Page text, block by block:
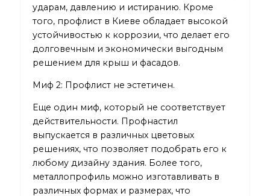
ударам, давлению и истиранию. Кроме
того, профлист в Киеве обладает высокой
устойчивостью к коррозии, что делает его
долговечным и экономически выгодным
решением для крыш и фасадов.
Миф 2: Профлист не эстетичен.
Еще один миф, который не соответствует
действительности. Профнастил
выпускается в различных цветовых
решениях, что позволяет подобрать его к
любому дизайну здания. Более того,
металлопрофиль можно изготавливать в
различных формах и размерах, что